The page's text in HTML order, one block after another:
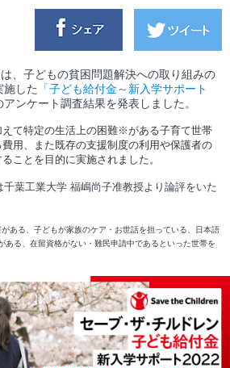
、子どもの貧困問題解決への取り組みの
した
「子ども給付金～新入学サポート
ンケート調査結果を発表しました。
て特定の生活上の困難※がある子育て世帯
用、また既存の支援制度の利用や保護者の
ことを目的に実施されました。
葉工業大学 福嶋尚子准教授より論評をいた
ある、子どもが家族のケア・お世話を担っている、日本語
ある、在留資格がない・難民申請中であるといった世帯を